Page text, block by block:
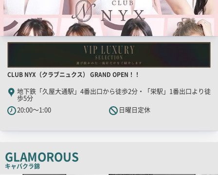
店
舗
PR
キ
ッ
コ
ピ
CLUB NYX（クラブニュクス） GRAND OPEN！！
地下鉄「久屋大通駅」4番出口から徒歩2分・「栄駅」1番出口より徒
歩5分
20:00～1:00
日曜日定休
GLAMOROUS
キャバクラ錦